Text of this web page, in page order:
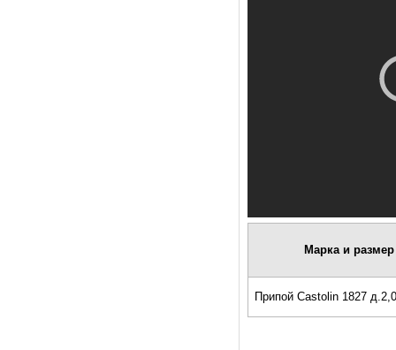
Марка и размер
Припой Castolin 1827